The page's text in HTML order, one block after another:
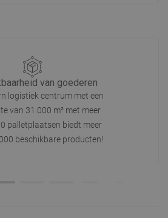
van goederen
logistiek centrum met een
van 31.000 m² met meer
palletplaatsen biedt meer
beschikbare producten!